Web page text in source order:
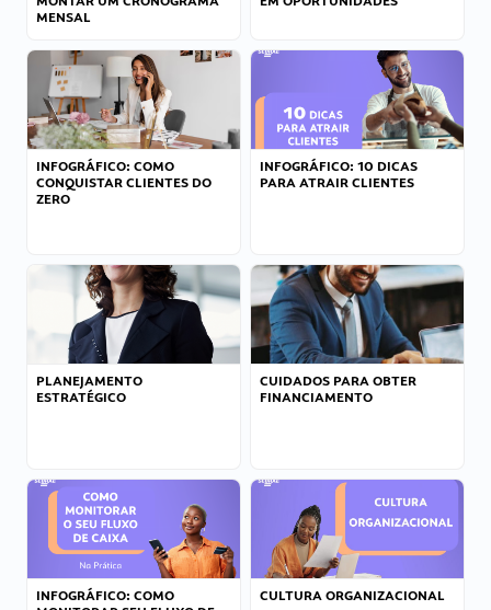
MENSAL
INFOGRÁFICO: COMO
CONQUISTAR CLIENTES DO
ZERO
INFOGRÁFICO: 10 DICAS
PARA ATRAIR CLIENTES
PLANEJAMENTO
ESTRATÉGICO
CUIDADOS PARA OBTER
FINANCIAMENTO
INFOGRÁFICO: COMO
CULTURA ORGANIZACIONAL